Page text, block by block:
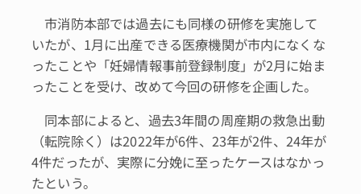
市消防本部では過去にも同様の研修を実施して
いたが、1月に出産できる医療機関が市内になくな
ったことや「妊婦情報事前登録制度」が2月に始ま
ったことを受け、改めて今回の研修を企画した。
同本部によると、過去3年間の周産期の救急出動
（転院除く）は2022年が6件、23年が2件、24年が
4件だったが、実際に分娩に至ったケースはなかっ
たという。